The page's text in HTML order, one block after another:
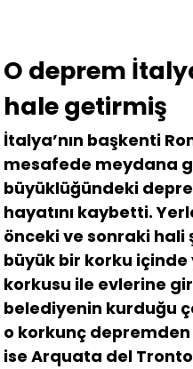
O deprem
hale getirmiş
İtalya’nın başkenti
mesafede meydana
büyüklüğündeki
hayatını kaybetti.
önceki ve sonraki hali
büyük bir korku
korkusu ile evlerine
belediyenin kurduğu
o korkunç
ise Arquata del